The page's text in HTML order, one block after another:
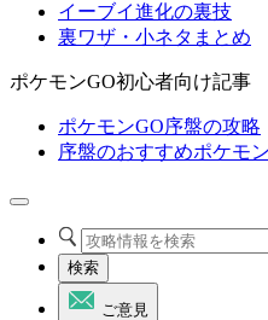
イーブイ進化の裏技
裏ワザ・小ネタまとめ
ポケモンGO初心者向け記事
ポケモンGO序盤の攻略
序盤のおすすめポケモン
検索
ご意見